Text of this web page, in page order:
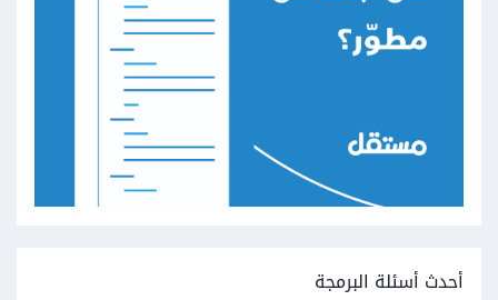
أحدث أسئلة البرمجة